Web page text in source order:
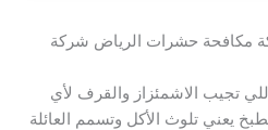
مكافحة حشرات الرياض شركة
تجيب الاشمئزاز والقرف لأي
يعني تلوث الأكل وتسمم العائلة